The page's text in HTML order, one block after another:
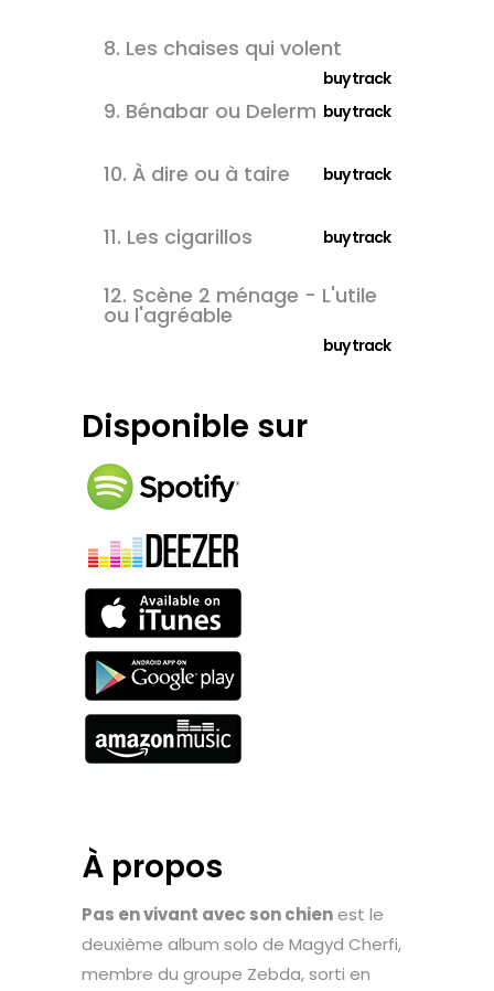
8. Les chaises qui volent
buy track
9. Bénabar ou Delerm buy track
10. À dire ou à taire buy track
11. Les cigarillos buy track
12. Scène 2 ménage - L'utile
ou l'agréable
buy track
Disponible sur
À propos
Pas en vivant avec son chienest le
deuxième album solo de Magyd Cherfi,
membre du groupe Zebda, sorti en
Suivre l’actualité de Magyd par mail